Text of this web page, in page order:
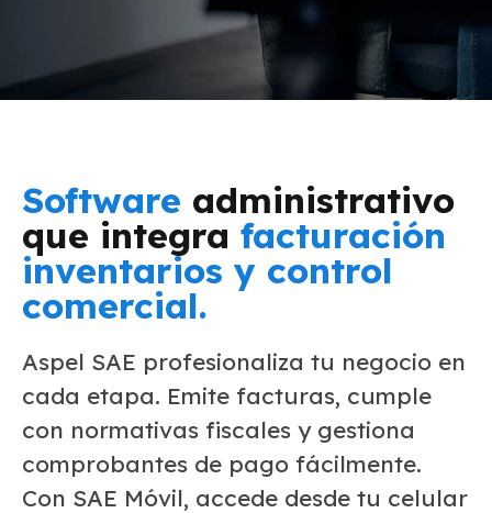
Software administrativo
que integra facturación
inventarios y control
comercial.
Aspel SAE profesionaliza tu negocio en
cada etapa. Emite facturas, cumple
con normativas fiscales y gestiona
comprobantes de pago fácilmente.
Con SAE Móvil, accede desde tu celular